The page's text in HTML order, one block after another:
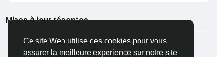
Ce site Web utilise des cookies pour vous
assurer la meilleure expérience sur notre site
Mises à jour récentes